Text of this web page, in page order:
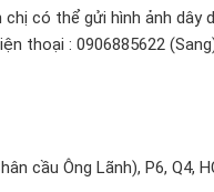
có thể gửi hình ảnh dây
thoại : 0906885622
cầu Ông Lãnh), P6, Q4,